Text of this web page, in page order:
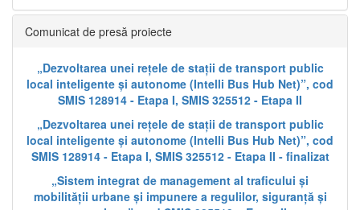
Comunicat de presă proiecte
„Dezvoltarea unei rețele de stații de transport public
local inteligente și autonome (Intelli Bus Hub Net)”, cod
SMIS 128914 - Etapa I, SMIS 325512 - Etapa II
„Dezvoltarea unei rețele de stații de transport public
local inteligente și autonome (Intelli Bus Hub Net)”, cod
SMIS 128914 - Etapa I, SMIS 325512 - Etapa II - finalizat
„Sistem integrat de management al traficului și
mobilității urbane și impunere a regulilor, siguranță și